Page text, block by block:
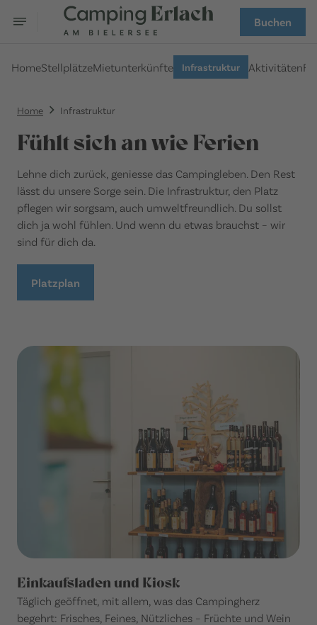
Buchen
HomeStellplätzeMietunterkünfte Infrastruktur Aktivitäten
Home Infrastruktur
Fühlt sich an wie Ferien
Lehne dich zurück, geniesse das Campingleben. Den Rest
lässt du unsere Sorge sein. Die Infrastruktur, den Platz
pflegen wir sorgsam, auch umweltfreundlich. Du sollst
dich ja wohl fühlen. Und wenn du etwas brauchst – wir
sind für dich da.
Platzplan
Einkaufsladen und Kiosk
Täglich geöffnet, mit allem, was das Campingherz
begehrt: Frisches, Feines, Nützliches – Früchte und Wein